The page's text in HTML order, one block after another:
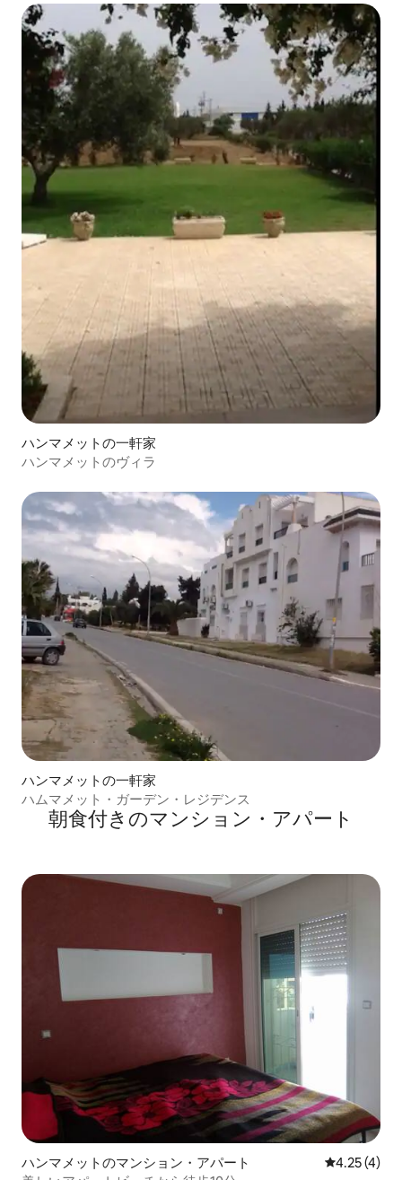
ハンマメットの一軒家
ハンマメットのヴィラ
ハンマメットの一軒家
ハムマメット・ガーデン・レジデンス
朝食付きのマンション・アパート
ハンマメットのマンション・アパート レビュー4
4.25 (4)